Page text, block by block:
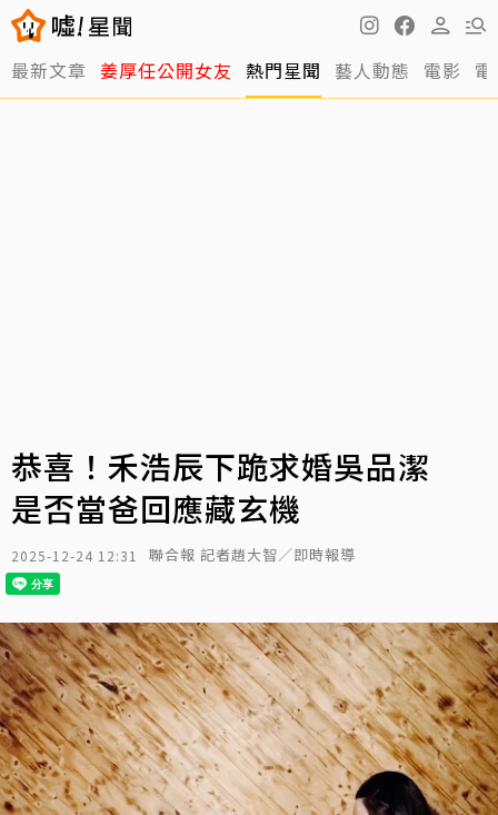
最新文章 姜厚任公開女友 熱門星聞 藝人動態 電影
恭喜！禾浩辰下跪求婚吳品潔
是否當爸回應藏玄機
2025-12-24 12:31 聯合報 記者趙大智／即時報導